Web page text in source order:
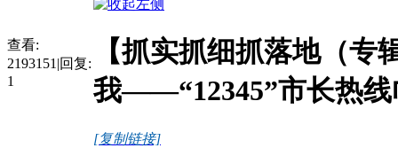
查看:
2193151 |回复:
1
【抓实抓细抓落地（
我——“12345”市长热线
[复制链接]